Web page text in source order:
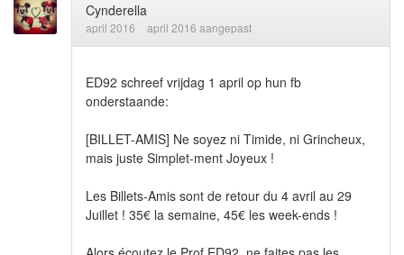
Cynderella
april 2016 april 2016 aangepast
ED92 schreef vrijdag 1 april op hun fb
onderstaande:
[BILLET-AMIS] Ne soyez ni Timide, ni Grincheux,
mais juste Simplet-ment Joyeux !
Les Billets-Amis sont de retour du 4 avril au 29
Juillet ! 35€ la semaine, 45€ les week-ends !